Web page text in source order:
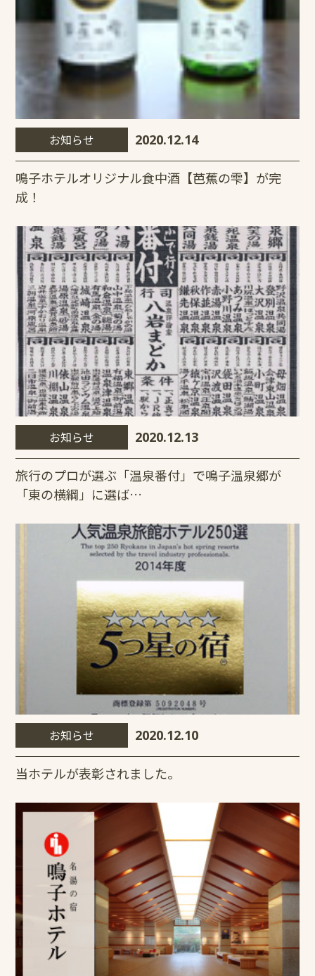
お知らせ 2020.12.14
鳴子ホテルオリジナル食中酒【芭蕉の雫】が完
成！
お知らせ 2020.12.13
旅行のプロが選ぶ「温泉番付」で鳴子温泉郷が
「東の横綱」に選ば…
お知らせ 2020.12.10
当ホテルが表彰されました。